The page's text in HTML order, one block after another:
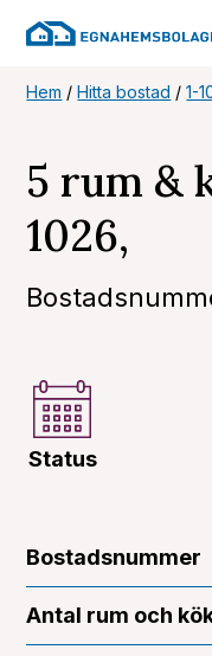
Hem /Hitta bostad /1-
5 rum &
1026,
Status
Bostadsnummer
Antal rum och